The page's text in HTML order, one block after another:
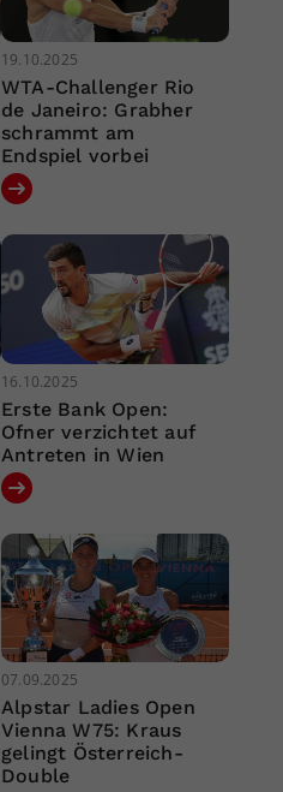
19.10.2025
WTA-Challenger Rio
de Janeiro: Grabher
schrammt am
Endspiel vorbei
16.10.2025
Erste Bank Open:
Ofner verzichtet auf
Antreten in Wien
07.09.2025
Alpstar Ladies Open
Vienna W75: Kraus
gelingt Österreich-
Double